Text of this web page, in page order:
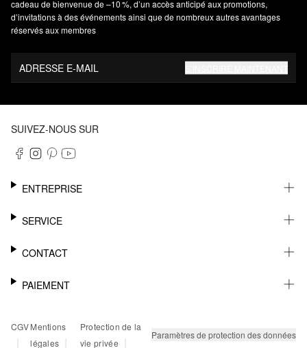
cadeau de bienvenue de –10 %, d’un accès anticipé aux promotions,
d’invitations à des événements ainsi que de nombreux autres avantages
réservés aux membres
ADRESSE E-MAIL
SUIVEZ-NOUS SUR
ENTREPRISE
CARRIÈRE
SERVICE
NEWSLETTER
MÉMO
RETOURS
FAQ
CONTACT
AIDE
PAIEMENT
PAYPAL
CARTE BANCAIRE
CGV
|
Mentions
légales |
Protection de la
vie privée
| Paramètres de protection des données